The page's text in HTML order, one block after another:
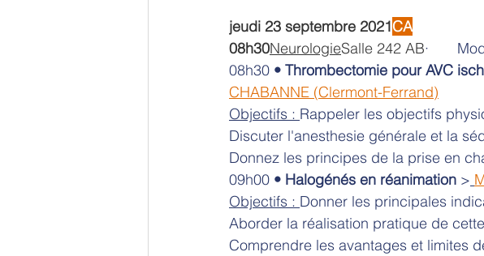
jeudi 23 septembre 2021CA
08h30NeurologieSalle 242 AB·
08h30 • Thrombectomie pour AVC
CHABANNE (Clermont-Ferrand)
Objectifs : Rappeler les objectifs
Discuter l'anesthesie générale et la
Donnez les principes de la prise en
09h00 • Halogénés en réanimation >
Objectifs : Donner les principales
Aborder la réalisation pratique de
Comprendre les avantages et limites